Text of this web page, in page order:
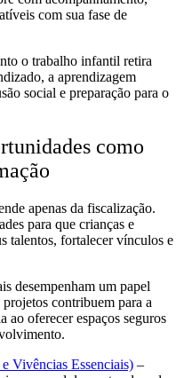
com sua fase de
o trabalho infantil retira
a aprendizagem
social e preparação para o
como
apenas da fiscalização.
para que crianças e
talentos, fortalecer vínculos e
desempenham um papel
contribuem para a
ao oferecer espaços seguros
Vivências Essenciais) –